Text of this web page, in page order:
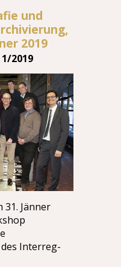
und
2019
2019
31. Jänner
Interreg-